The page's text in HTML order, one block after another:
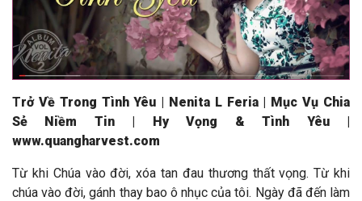
Trở Về Trong Tình Yêu | Nenita L Feria | Mục Vụ Chia
Sẻ Niềm Tin | Hy Vọng & Tình Yêu |
www.quangharvest.com
Từ khi Chúa vào đời, xóa tan đau thương thất vọng. Từ khi
chúa vào đời, gánh thay bao ô nhục của tôi. Ngày đã đến làm